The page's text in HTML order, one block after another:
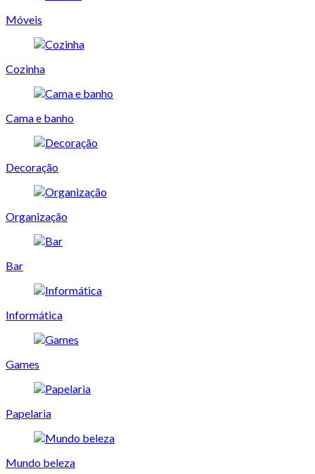
Móveis
Cozinha
Cama e banho
Decoração
Organização
Bar
Informática
Games
Papelaria
Mundo beleza